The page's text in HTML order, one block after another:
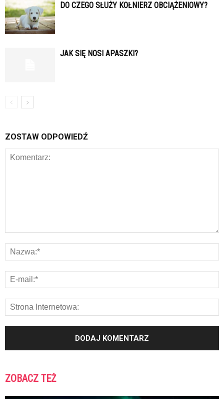
DO CZEGO SŁUŻY KOŁNIERZ OBCIĄŻENIOWY?
JAK SIĘ NOSI APASZKI?
ZOSTAW ODPOWIEDŹ
ZOBACZ TEŻ